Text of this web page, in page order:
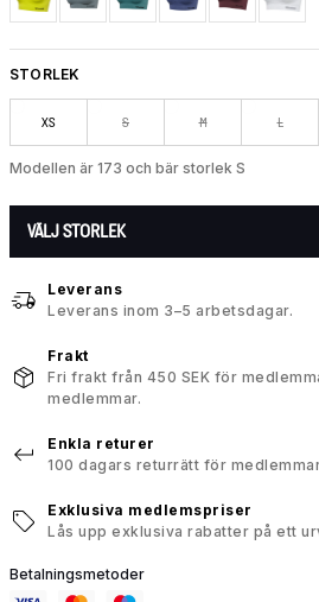
STORLEK
XS S M L
Modellen är 173 och bär storlek S
VÄLJ STORLEK
Leverans
Leverans inom 3–5 arbetsdagar.
Frakt
Fri frakt från 450 SEK för
medlemmar.
Enkla returer
100 dagars returrätt för
Exklusiva medlemspriser
Lås upp exklusiva rabatter på ett
Betalningsmetoder